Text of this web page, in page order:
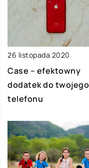
26 listopada 2020
Case – efektowny
dodatek do twojego
telefonu